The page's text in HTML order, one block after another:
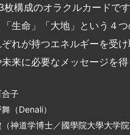
構成のオラクルカードで
「生命」「大地」という４
れが持つエネルギーを受け
来に必要なメッセージを得
合子
舞（Denali）
（神道学博士／國學院大學大学院